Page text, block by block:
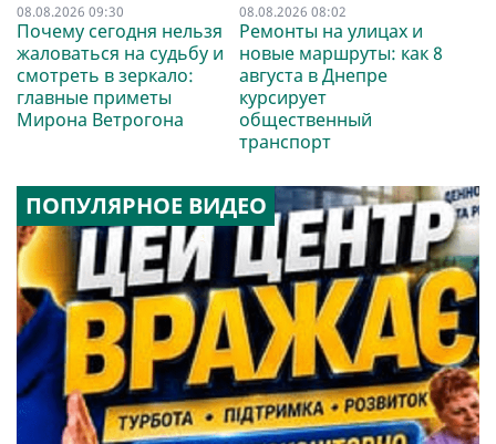
08.08.2026 09:30
Почему сегодня нельзя
жаловаться на судьбу и
смотреть в зеркало:
главные приметы
Мирона Ветрогона
08.08.2026 08:02
Ремонты на улицах и
новые маршруты: как 8
августа в Днепре
курсирует
общественный
транспорт
ПОПУЛЯРНОЕ ВИДЕО